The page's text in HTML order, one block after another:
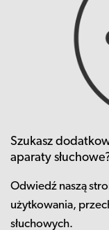
Szukasz
aparaty
Odwiedź naszą
użytkowania,
słuchowych.